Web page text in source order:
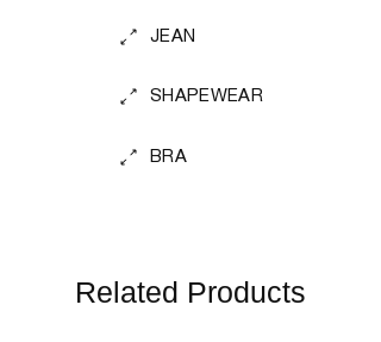
JEAN
SHAPEWEAR
BRA
Related Products